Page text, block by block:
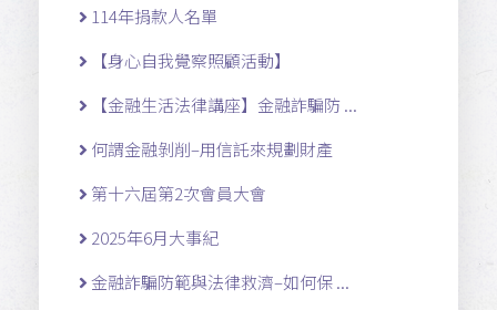
114年捐款人名單
【身心自我覺察照顧活動】
【金融生活法律講座】金融詐騙防 ...
何謂金融剝削–用信託來規劃財產
第十六屆第2次會員大會
2025年6月大事紀
金融詐騙防範與法律救濟–如何保 ...